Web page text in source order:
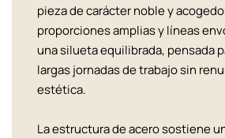
pieza de carácter noble y
proporciones amplias y líneas
una silueta equilibrada, pensada
largas jornadas de trabajo sin
estética.
La estructura de acero sostiene